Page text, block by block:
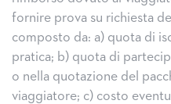
fornire prova su richiesta
composto da: a) quota di
pratica; b) quota di
o nella quotazione del
viaggiatore; c) costo